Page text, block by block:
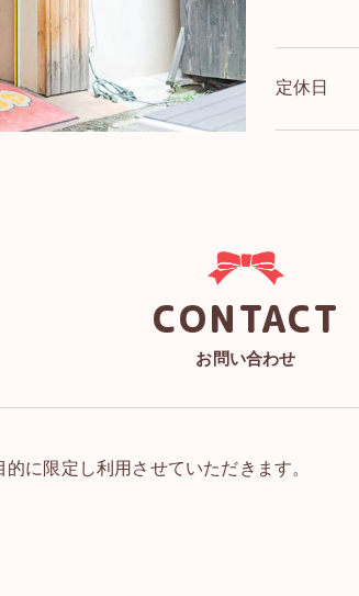
定休日
お問い合わせ
CONTACT
に限定し利用させていただきます。